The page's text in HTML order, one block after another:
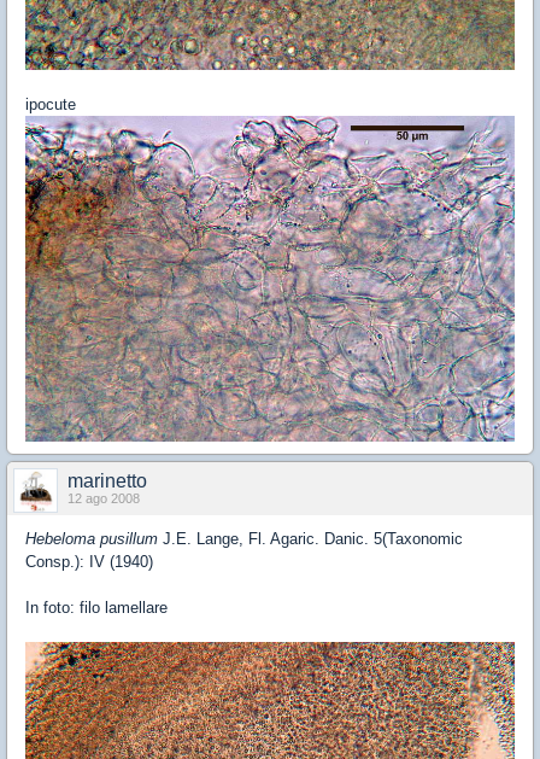
ipocute
marinetto
12 ago 2008
Hebeloma pusillum J.E. Lange, Fl. Agaric. Danic. 5(Taxonomic
Consp.): IV (1940)
In foto: filo lamellare